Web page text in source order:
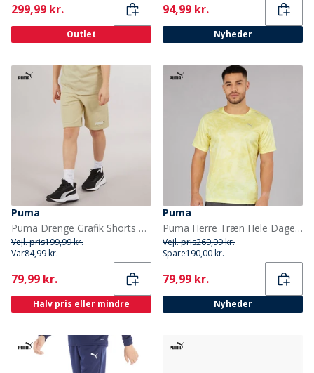
Current
299,99 kr.
Outlet
Current
94,99 kr.
Nyheder
Puma
Puma Drenge Grafik Shorts Putty
Vejl. pris199,99 kr.
Var84,99 kr.
Current
79,99 kr.
Halv pris eller mindre
Puma
Puma Herre Træn Hele Dagen Marmor Print Trænings Top Gold Moon
Vejl. pris269,99 kr.
Spare190,00 kr.
Current
79,99 kr.
Nyheder